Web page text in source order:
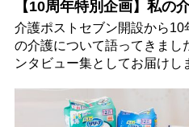
【10周年特別企画】私の
介護ポストセブン開設から
の介護について語ってきまし
ンタビュー集としてお届けし